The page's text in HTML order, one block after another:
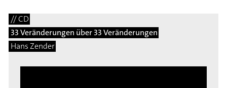
// CD
33 Veränderungen über 33 Veränderungen
Hans Zender